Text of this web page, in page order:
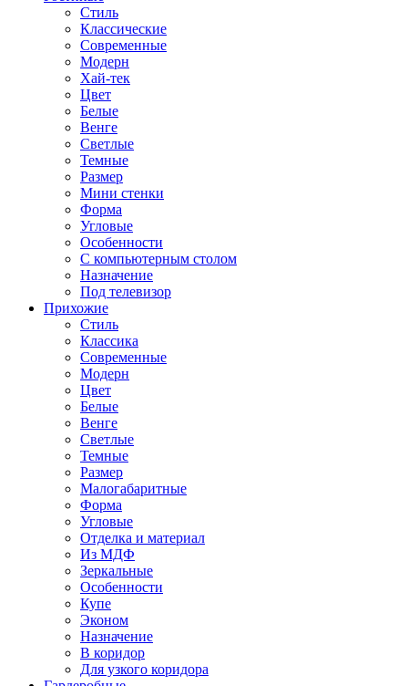
Стиль
Классические
Современные
Модерн
Хай-тек
Цвет
Белые
Венге
Светлые
Темные
Размер
Мини стенки
Форма
Угловые
Особенности
С компьютерным столом
Назначение
Под телевизор
Прихожие
Стиль
Классика
Современные
Модерн
Цвет
Белые
Венге
Светлые
Темные
Размер
Малогабаритные
Форма
Угловые
Отделка и материал
Из МДФ
Зеркальные
Особенности
Купе
Эконом
Назначение
В коридор
Для узкого коридора